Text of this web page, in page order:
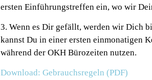
ersten Einführungstreffen ein, wo wir
3. Wenn es Dir gefällt, werden wir Dich
kannst Du in einer ersten einmonatigen
während der OKH Bürozeiten nutzen.
Download: Gebrauchsregeln (PDF)